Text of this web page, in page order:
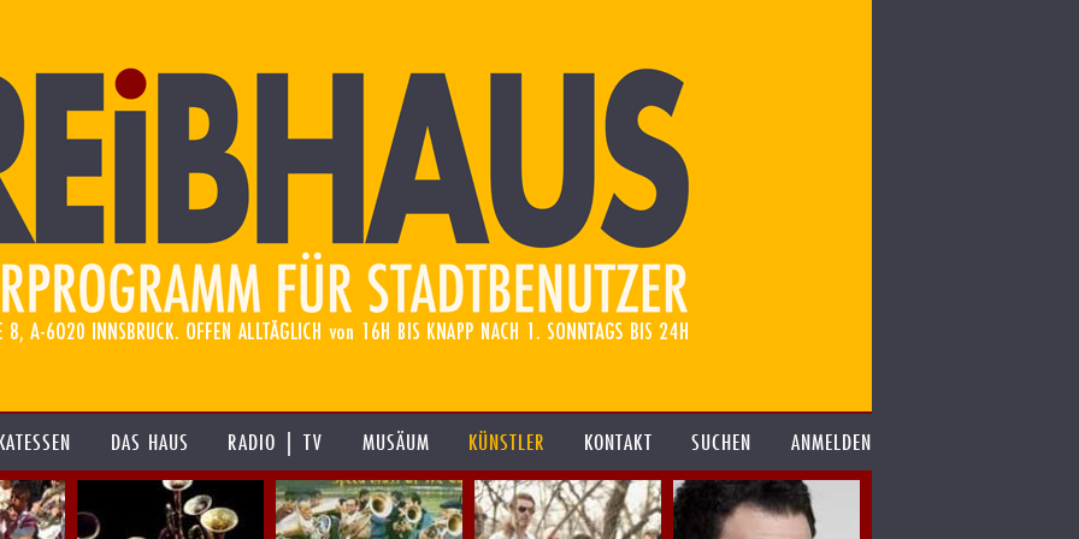
DAS HAUS RADIO | TV MUSÄUM KÜNSTLER KONTAKT SUCHEN ANMELDEN